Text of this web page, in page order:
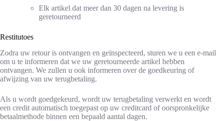
Elk artikel dat meer dan 30 dagen na levering is
geretourneerd
Restitutoes
Zodra uw retour is ontvangen en geïnspecteerd, sturen we u een e-mail
om u te informeren dat we uw geretourneerde artikel hebben
ontvangen. We zullen u ook informeren over de goedkeuring of
afwijzing van uw terugbetaling.
Als u wordt goedgekeurd, wordt uw terugbetaling verwerkt en wordt
een credit automatisch toegepast op uw creditcard of oorspronkelijke
betaalmethode binnen een bepaald aantal dagen.